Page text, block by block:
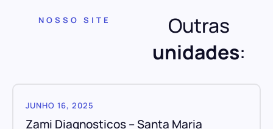
NOSSO SITE
Outras
unidades:
JUNHO 16, 2025
Zami Diagnosticos – Santa Maria